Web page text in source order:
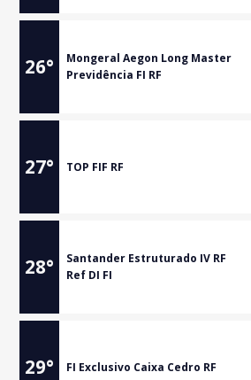
26°
Mongeral Aegon Long Master
Previdência FI RF
27° TOP FIF RF
28°
Santander Estruturado IV RF
Ref DI FI
29° FI Exclusivo Caixa Cedro RF